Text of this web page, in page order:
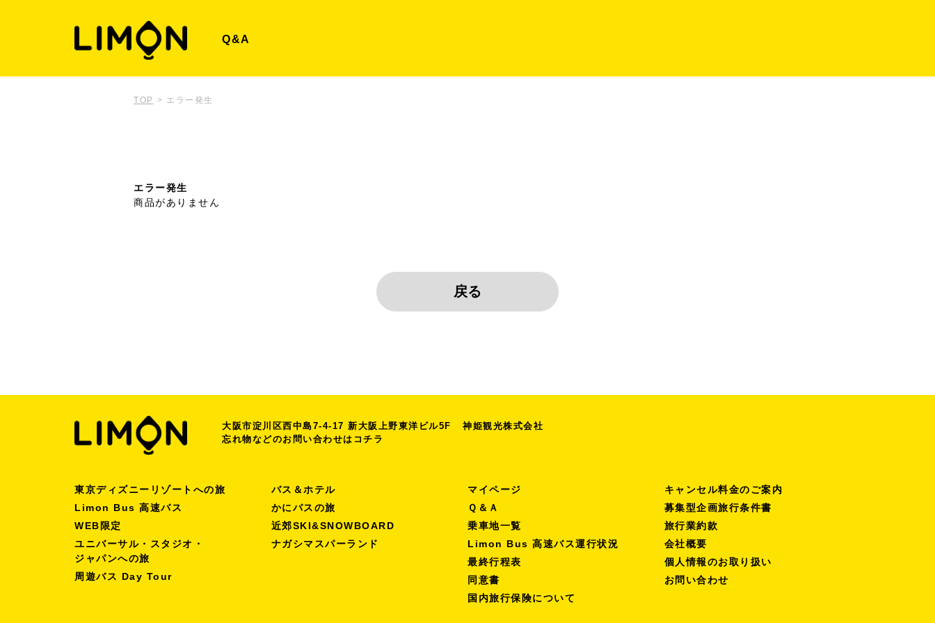
Q&A
TOP > エラー発生
エラー発生
商品がありません
大阪市淀川区西中島7-4-17 新大阪上野東洋ビル5F 神姫観光株式会社
忘れ物などのお問い合わせは コチラ
東京ディズニーリゾートへの旅
Limon Bus 高速バス
WEB限定
ユニバーサル・スタジオ・
ジャパンへの旅
周遊バス Day Tour
バス＆ホテル
かにバスの旅
近郊SKI&SNOWBOARD
ナガシマスパーランド
マイページ
Ｑ＆Ａ
乗車地一覧
Limon Bus 高速バス運行状況
最終行程表
同意書
国内旅行保険について
キャンセル料金のご案内
募集型企画旅行条件書
旅行業約款
会社概要
個人情報のお取り扱い
お問い合わせ